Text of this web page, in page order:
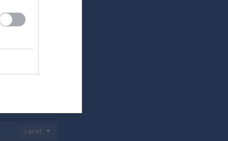
31
Länet